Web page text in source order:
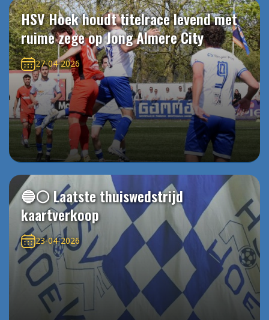
HSV Hoek houdt titelrace levend met
ruime zege op Jong Almere City
27-04-2026
🔵⚪️ Laatste thuiswedstrijd
kaartverkoop
23-04-2026